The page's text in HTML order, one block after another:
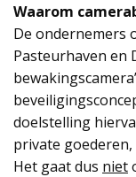
Waarom
De ondernemers
Pasteurhaven en
doelstelling
private
Het gaat dus niet